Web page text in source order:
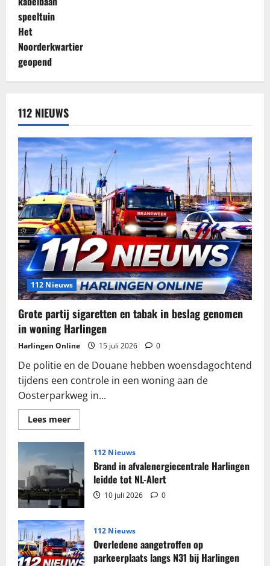
112 NIEUWS
112 Nieuws
Grote partij sigaretten en tabak in beslag genomen
in woning Harlingen
Harlingen Online 15 juli 2026 0
De politie en de Douane hebben woensdagochtend
tijdens een controle in een woning aan de
Oosterparkweg in...
Lees meerLees
meer
Grote
sigaretten
en
tabak
in
beslag
genomen
in
woning
Harlingen
112 Nieuws
Brand in afvalenergiecentrale Harlingen
leidde tot NL-Alert
10 juli 2026 0
112 Nieuws
Overledene aangetroffen op
parkeerplaats langs N31 bij Harlingen